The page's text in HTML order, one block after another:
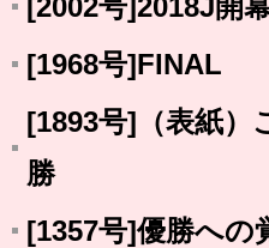
[2002号]2018J開
[1968号]FINAL
[1893号]（表紙）
勝
[1357号]優勝への